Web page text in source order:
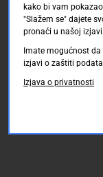
kako bi vam
"Slažem se" dajete
pronaći u našoj
Imate mogućnost
izjavi o zaštiti
Izjava o privatnosti